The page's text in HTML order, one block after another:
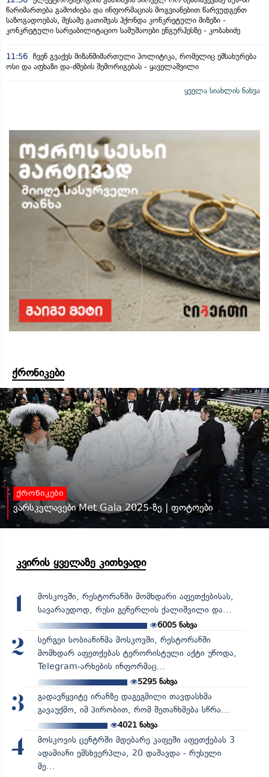
წარიმართება გამოძიება და ინფორმაციას მოგვიანებით წარვუდგენთ
საზოგადოებას, მესამე გათიშვას ჰქონდა კონკრეტული მიზეზი -
კონკრეტული სარეაბილიტაციო სამუშაოები ენგურჰესზე - კობახიძე
11:56 ჩვენ გვაქვს მიზანმიმართული პოლიტიკა, რომელიც ემსახურება
ოსი და აფხაზი და-ძმების შემორიგებას - ყაველაშვილი
ყველა სიახლის ნახვა
ქრონიკები
ქრონიკები
ვარსკვლავები Met Gala 2025-ზე | ფოტოები
კვირის ყველაზე კითხვადი
1
მოსკოვში, რესტორანში მომხდარი აფეთქებისას,
სავარაუდოდ, რუსი გენერლის ქალიშვილი და...
6005 ნახვა
2
სერგეი სობიანინმა მოსკოვში, რესტორანში
მომხდარ აფეთქებას ტერორისტული აქტი უწოდა,
Telegram-არხების ინფორმაც...
5295ნახვა
3
გადავწყვიტე ირანზე დაგეგმილი თავდასხმა
გავაუქმო, იმ პირობით, რომ შეთანხმება სწრა...
4021ნახვა
4
მოსკოვის ცენტრში მდებარე კაფეში აფეთქებას 3
ადამიანი ემსხვერპლა, 20 დაშავდა - რუსული
მე...